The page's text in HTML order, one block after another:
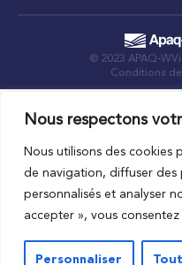
Nous respectons
Nous utilisons des cookies
de navigation, diffuser des
personnalisés et analyser
accepter », vous
Personnaliser
© 2023 APAQ-W
Conditions de